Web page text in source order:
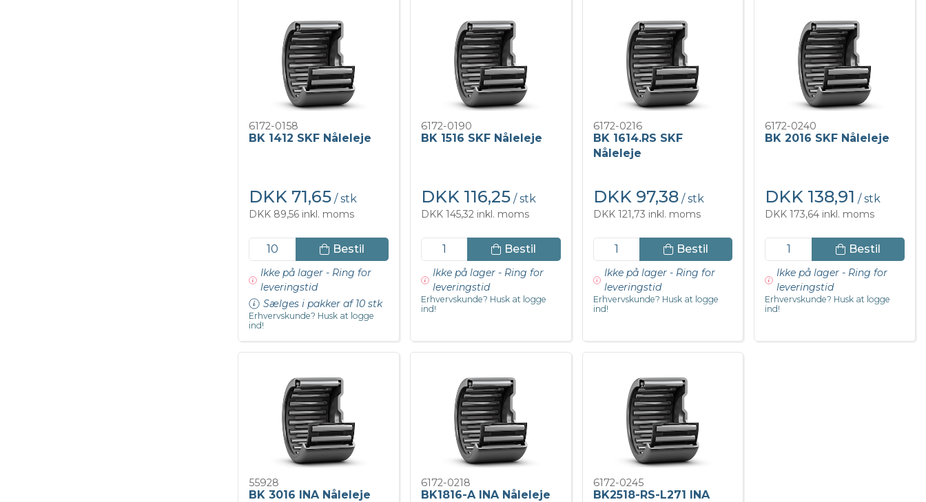
6172-0158
BK 1412 SKF Nåleleje
DKK 71,65 / stk
DKK 89,56 inkl. moms
Bestil
Ikke på lager - Ring for
leveringstid
Sælges i pakker af 10 stk
Erhvervskunde? Husk at logge
ind!
6172-0190
BK 1516 SKF Nåleleje
DKK 116,25 / stk
DKK 145,32 inkl. moms
Bestil
Ikke på lager - Ring for
leveringstid
Erhvervskunde? Husk at logge
ind!
6172-0216
BK 1614.RS SKF
Nåleleje
DKK 97,38 / stk
DKK 121,73 inkl. moms
Bestil
Ikke på lager - Ring for
leveringstid
Erhvervskunde? Husk at logge
ind!
6172-0240
BK 2016 SKF Nåleleje
DKK 138,91 / stk
DKK 173,64 inkl. moms
Bestil
Ikke på lager - Ring for
leveringstid
Erhvervskunde? Husk at logge
ind!
55928
BK 3016 INA Nåleleje
6172-0218
BK1816-A INA Nåleleje
6172-0245
BK2518-RS-L271 INA